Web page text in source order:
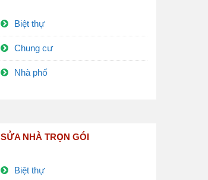
Biệt thự
Chung cư
Nhà phố
SỬA NHÀ TRỌN GÓI
Biệt thự